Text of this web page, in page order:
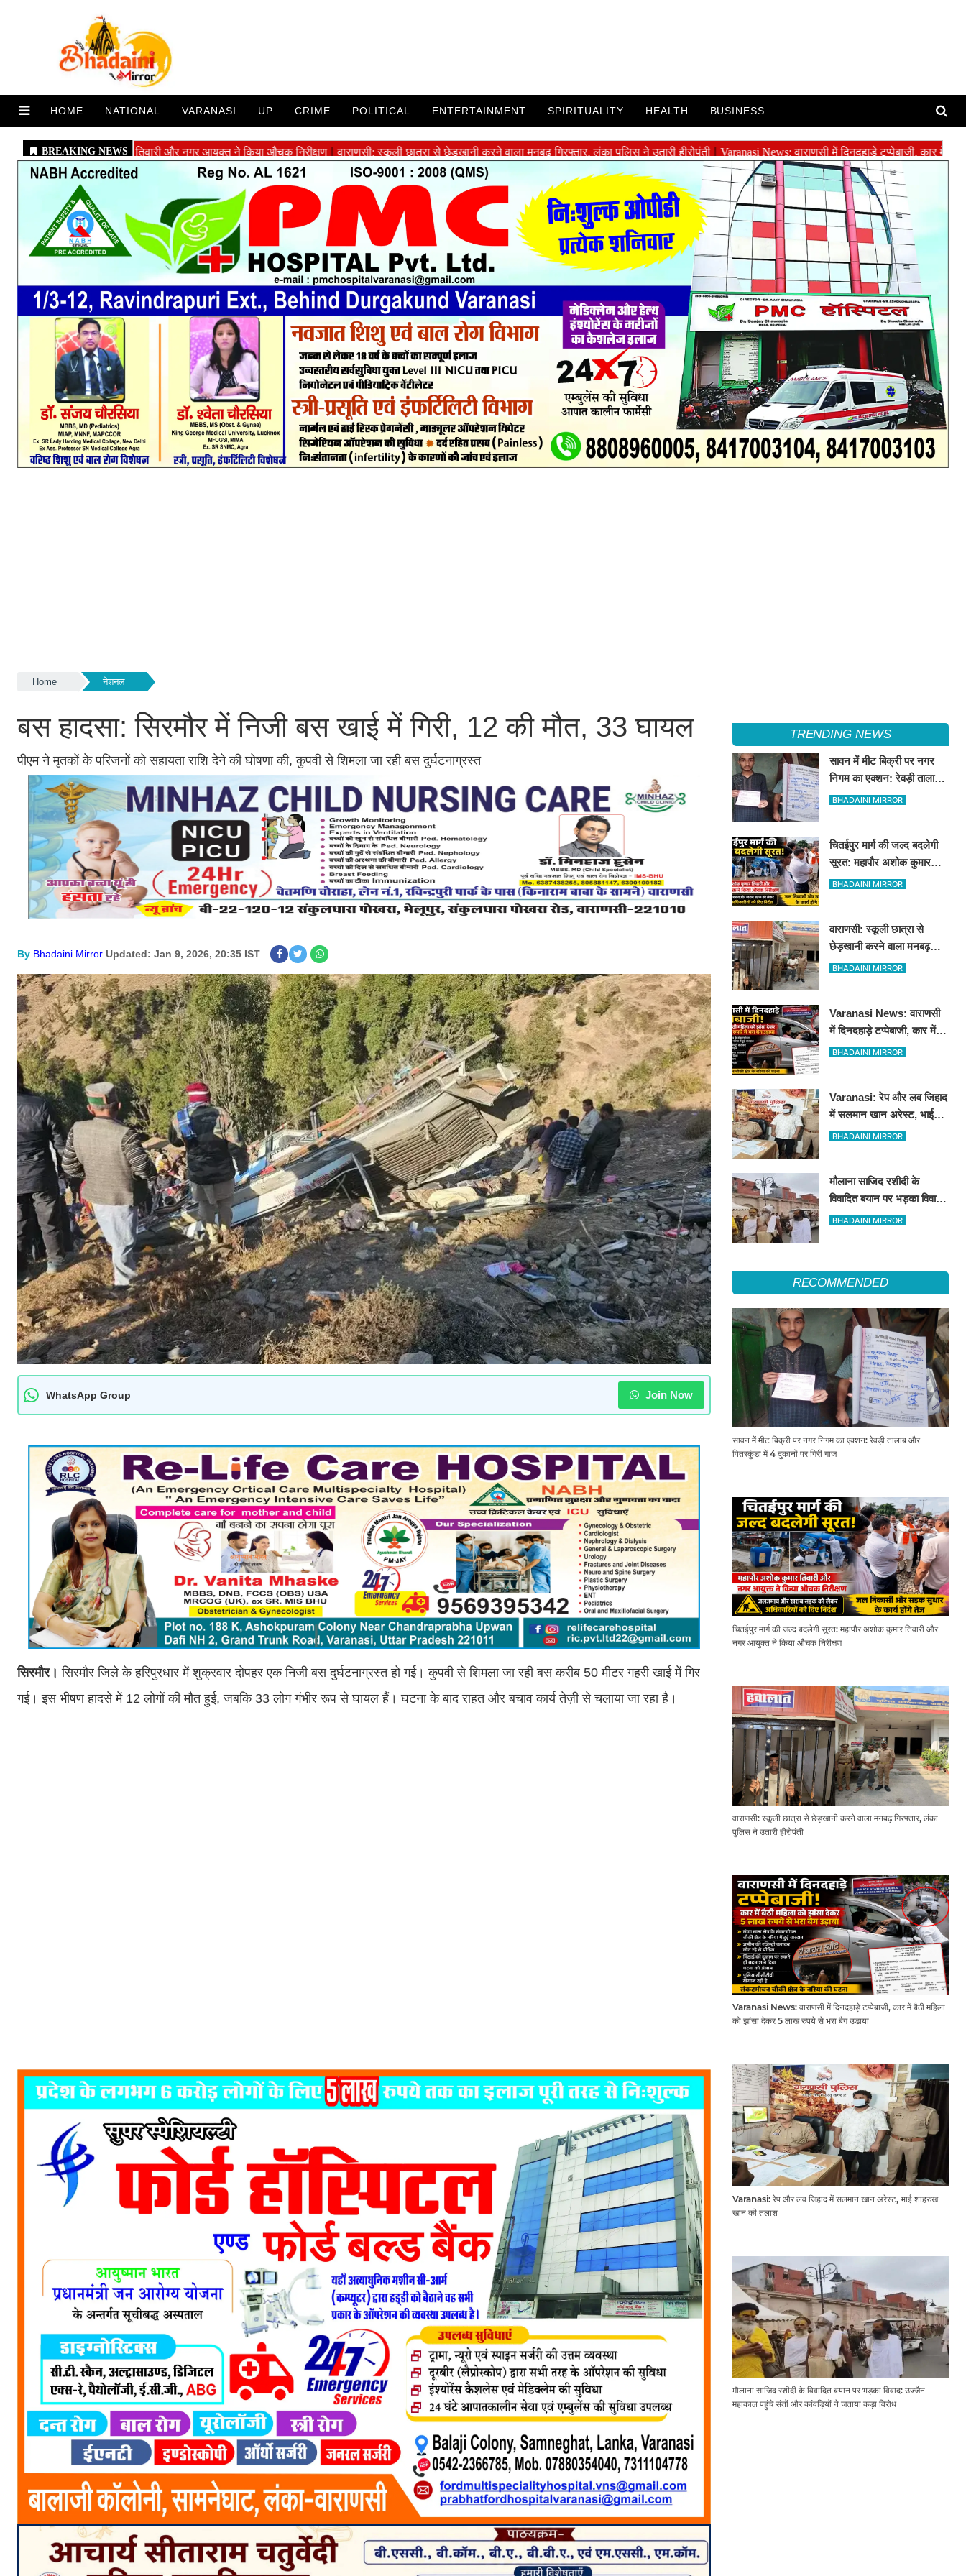
HOME NATIONAL VARANASI UP CRIME POLITICAL ENTERTAINMENT SPIRITUALITY HEALTH BUSINESS
Home नेशनल
बस हादसा: सिरमौर में निजी बस खाई में गिरी, 12 की मौत, 33 घायल
पीएम ने मृतकों के परिजनों को सहायता राशि देने की घोषणा की, कुपवी से शिमला जा रही बस दुर्घटनाग्रस्त
By Bhadaini Mirror Updated: Jan 9, 2026, 20:35 IST
WhatsApp Group Join Now
सिरमौर। सिरमौर जिले के हरिपुरधार में शुक्रवार दोपहर एक निजी बस दुर्घटनाग्रस्त हो गई। कुपवी से शिमला जा रही बस करीब 50 मीटर गहरी खाई में गिर
गई। इस भीषण हादसे में 12 लोगों की मौत हुई, जबकि 33 लोग गंभीर रूप से घायल हैं। घटना के बाद राहत और बचाव कार्य तेज़ी से चलाया जा रहा है।
TRENDING NEWS
सावन में मीट बिक्री पर नगर
निगम का एक्शन: रेवड़ी तालाब
और पितरकुंडा में 4 दुकानों पर
BHADAINI MIRROR
चितईपुर मार्ग की जल्द बदलेगी
सूरत: महापौर अशोक कुमार
तिवारी और नगर आयुक्त ने किया
BHADAINI MIRROR
वाराणसी: स्कूली छात्रा से
छेड़खानी करने वाला मनबढ़
गिरफ्तार, लंका पुलिस ने उतारी
BHADAINI MIRROR
Varanasi News: वाराणसी
में दिनदहाड़े टप्पेबाजी, कार में
बैठी महिला को झांसा देकर 5
BHADAINI MIRROR
Varanasi: रेप और लव जिहाद
में सलमान खान अरेस्ट, भाई
शाहरुख खान की तलाश
BHADAINI MIRROR
मौलाना साजिद रशीदी के
विवादित बयान पर भड़का विवाद:
उज्जैन महाकाल पहुंचे संतों और
BHADAINI MIRROR
RECOMMENDED
सावन में मीट बिक्री पर नगर निगम का एक्शन: रेवड़ी तालाब और
पितरकुंडा में 4 दुकानों पर गिरी गाज
चितईपुर मार्ग की जल्द बदलेगी सूरत: महापौर अशोक कुमार तिवारी और
नगर आयुक्त ने किया औचक निरीक्षण
वाराणसी: स्कूली छात्रा से छेड़खानी करने वाला मनबढ़ गिरफ्तार, लंका
पुलिस ने उतारी हीरोपंती
Varanasi News: वाराणसी में दिनदहाड़े टप्पेबाजी, कार में बैठी महिला
को झांसा देकर 5 लाख रुपये से भरा बैग उड़ाया
Varanasi: रेप और लव जिहाद में सलमान खान अरेस्ट, भाई शाहरुख
खान की तलाश
मौलाना साजिद रशीदी के विवादित बयान पर भड़का विवाद: उज्जैन
महाकाल पहुंचे संतों और कांवड़ियों ने जताया कड़ा विरोध